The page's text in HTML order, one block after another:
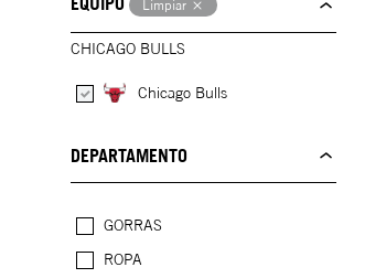
Limpiar
CHICAGO BULLS
Chicago Bulls
DEPARTAMENTO
GORRAS
ROPA